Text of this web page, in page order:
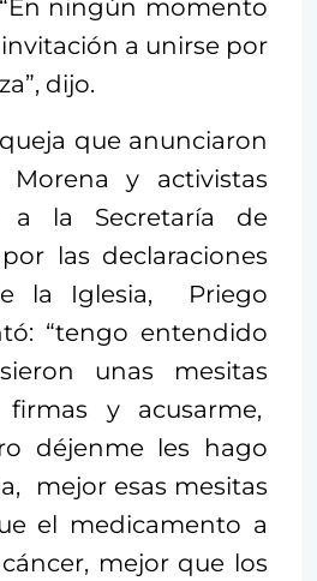
ningún momento
a unirse por
dijo.
que anunciaron
y activistas
a la Secretaría de
las declaraciones
la Iglesia, Priego
“tengo entendido
unas mesitas
y acusarme,
déjenme les hago
mejor esas mesitas
el medicamento a
mejor que los